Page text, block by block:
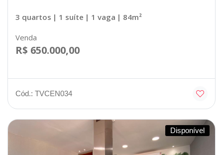
3 quartos | 1 suíte | 1 vaga | 84m²
Venda
R$ 650.000,00
Cód.: TVCEN034
Disponível